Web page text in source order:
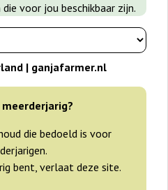
voor jou beschikbaar zijn.
| ganjafarmer.nl
meerderjarig?
die bedoeld is voor
bent, verlaat deze site.